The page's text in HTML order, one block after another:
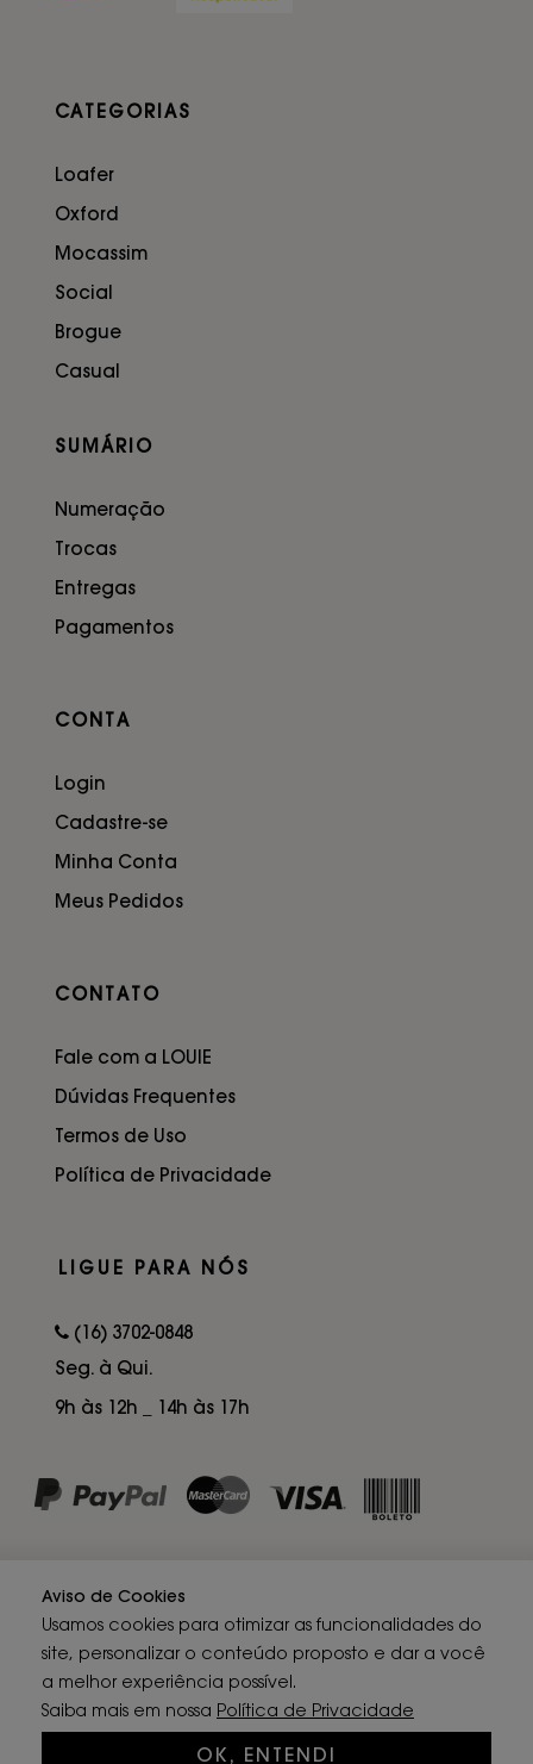
CATEGORIAS
Loafer
Oxford
Mocassim
Social
Brogue
Casual
SUMÁRIO
Numeração
Trocas
Entregas
Pagamentos
CONTA
Login
Cadastre-se
Minha Conta
Meus Pedidos
CONTATO
Fale com a LOUIE
Dúvidas Frequentes
Termos de Uso
Política de Privacidade
LIGUE PARA NÓS
(16) 3702-0848
Seg. à Qui.
9h às 12h _ 14h às 17h
CNPJ: 14.109.742/0001-64 - Rua Júlio Telini - Franca/SP
Aviso de Cookies
Usamos cookies para otimizar as funcionalidades do
site, personalizar o conteúdo proposto e dar a você
a melhor experiência possível.
Saiba mais em nossa Política de Privacidade
OK, ENTENDI